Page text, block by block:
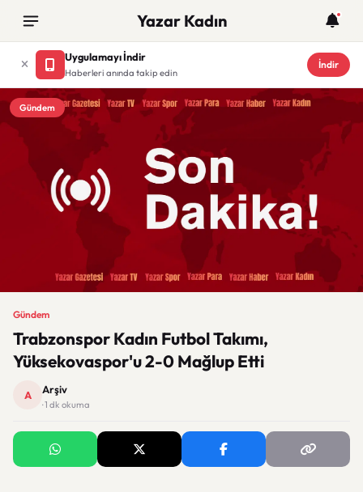
Yazar Kadın
Uygulamayı İndir
Haberleri anında takip edin
İndir
Gündem
Gündem
Trabzonspor Kadın Futbol Takımı,
Yüksekovaspor'u 2-0 Mağlup Etti
A Arşiv
· 1 dk okuma